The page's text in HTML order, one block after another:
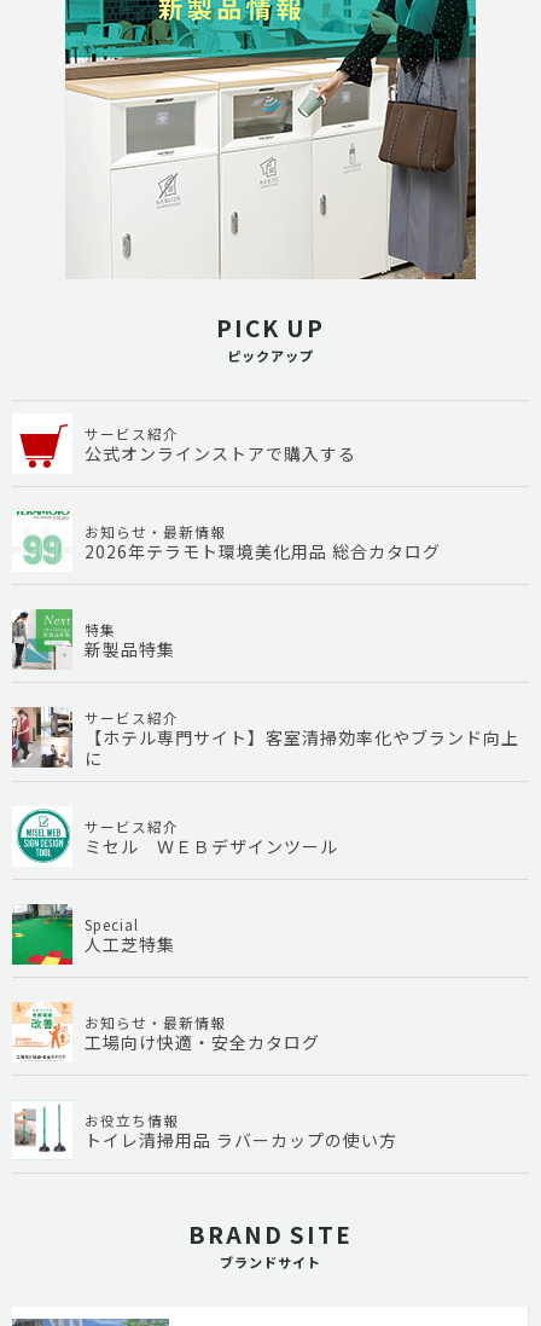
PICK UP
ピックアップ
サービス紹介
公式オンラインストアで購入する
お知らせ・最新情報
2026年テラモト環境美化用品 総合カタログ
特集
新製品特集
サービス紹介
【ホテル専門サイト】客室清掃効率化やブランド向上
に
サービス紹介
ミセル ＷＥＢデザインツール
Special
人工芝特集
お知らせ・最新情報
工場向け快適・安全カタログ
お役立ち情報
トイレ清掃用品 ラバーカップの使い方
BRAND SITE
ブランドサイト